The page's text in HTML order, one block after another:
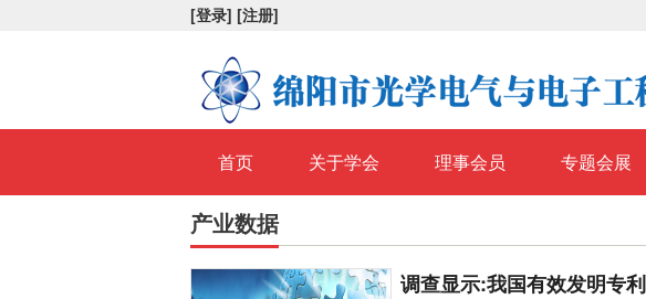
[登录] [注册]
首页 关于学会 理事会员 专题会展
产业数据
调查显示:我国有效发明专